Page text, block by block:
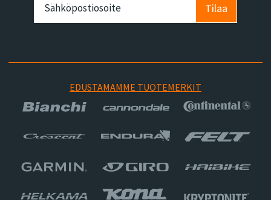
Tilaa
EDUSTAMAMME TUOTEMERKIT